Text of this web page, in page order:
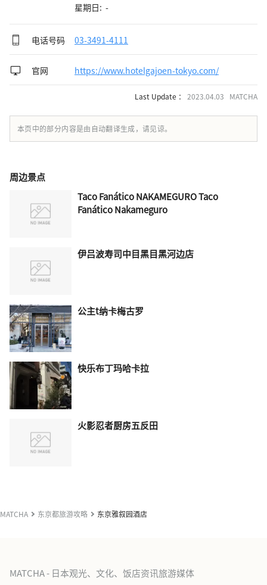
星期日: -
电话号码 03-3491-4111
官网 https://www.hotelgajoen-tokyo.com/
Last Update ： 2023.04.03 MATCHA
本页中的部分内容是由自动翻译生成，请见谅。
周边景点
Taco Fanático NAKAMEGURO Taco
Fanático Nakameguro
伊吕波寿司中目黑目黑河边店
公主t纳卡梅古罗
快乐布丁玛哈卡拉
火影忍者厨房五反田
MATCHA 东京都旅游攻略 东京雅叙园酒店
MATCHA - 日本观光、文化、饭店资讯旅游媒体